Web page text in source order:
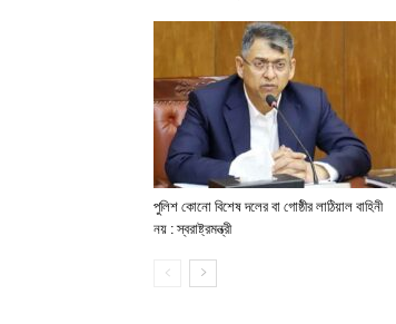
পুলিশ কোনো বিশেষ দলের বা গোষ্ঠীর লাঠিয়াল বাহিনী
নয় : স্বরাষ্ট্রমন্ত্রী